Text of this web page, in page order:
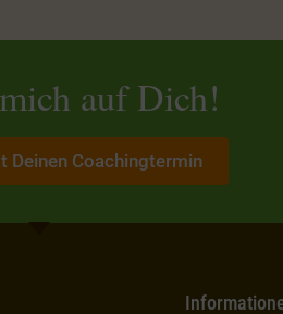
auf Dich!
Deinen Coachingtermin